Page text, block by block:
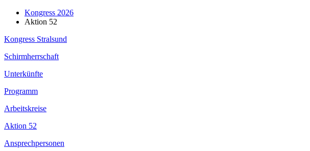
Kongress 2026
Aktion 52
Kongress Stralsund
Schirmherrschaft
Unterkünfte
Programm
Arbeitskreise
Aktion 52
Ansprechpersonen